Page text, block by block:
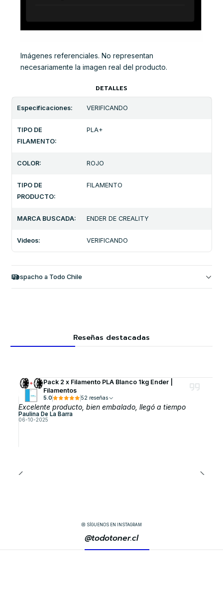
Imágenes referenciales. No representan
necesariamente la imagen real del producto.
DETALLES
Especificaciones: VERIFICANDO
TIPO DE
FILAMENTO:
PLA+
COLOR: ROJO
TIPO DE
PRODUCTO:
FILAMENTO
MARCA BUSCADA: ENDER DE CREALITY
Videos: VERIFICANDO
Despacho a Todo Chile
Reseñas destacadas
Pack 2 x Filamento PLA Blanco 1kg Ender |
Filamentos
5.0 52 reseñas
Excelente producto, bien embalado, llegó a tiempo
Paulina De La Barra
06-10-2025
SÍGUENOS EN INSTAGRAM
@todotoner.cl